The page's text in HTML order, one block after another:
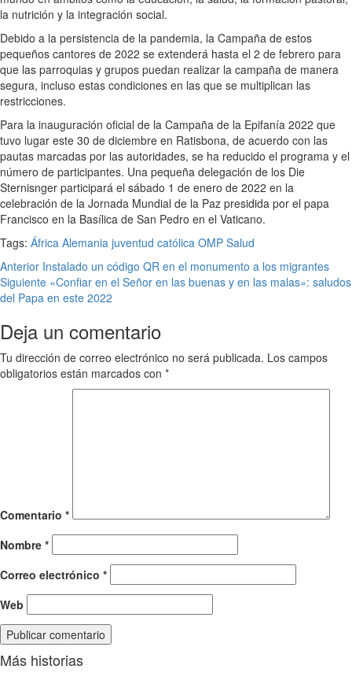
la nutrición y la integración social.
Debido a la persistencia de la pandemia, la Campaña de estos
pequeños cantores de 2022 se extenderá hasta el 2 de febrero para
que las parroquias y grupos puedan realizar la campaña de manera
segura, incluso estas condiciones en las que se multiplican las
restricciones.
Para la inauguración oficial de la Campaña de la Epifanía 2022 que
tuvo lugar este 30 de diciembre en Ratisbona, de acuerdo con las
pautas marcadas por las autoridades, se ha reducido el programa y el
número de participantes. Una pequeña delegación de los Die
Sternisnger participará el sábado 1 de enero de 2022 en la
celebración de la Jornada Mundial de la Paz presidida por el papa
Francisco en la Basílica de San Pedro en el Vaticano.
Tags: África Alemania juventud católica OMP Salud
Post
navigation
Anterior Instalado un código QR en el monumento a los migrantes
Siguiente «Confiar en el Señor en las buenas y en las malas»: saludos
del Papa en este 2022
Deja un comentario
Tu dirección de correo electrónico no será publicada. Los campos
obligatorios están marcados con *
Comentario *
Nombre *
Correo electrónico *
Web
Más historias